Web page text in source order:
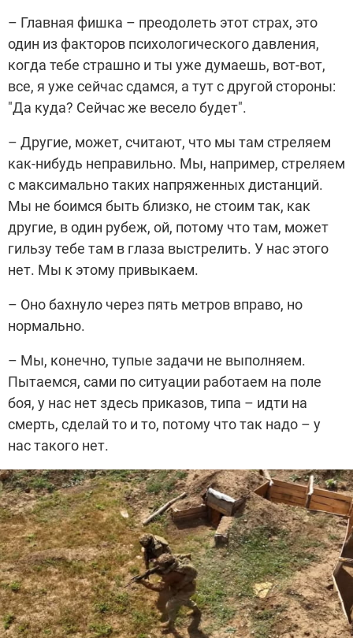
– Главная фишка – преодолеть этот страх, это
один из факторов психологического давления,
когда тебе страшно и ты уже думаешь, вот-вот,
все, я уже сейчас сдамся, а тут с другой стороны:
"Да куда? Сейчас же весело будет".
– Другие, может, считают, что мы там стреляем
как-нибудь неправильно. Мы, например, стреляем
с максимально таких напряженных дистанций.
Мы не боимся быть близко, не стоим так, как
другие, в один рубеж, ой, потому что там, может
гильзу тебе там в глаза выстрелить. У нас этого
нет. Мы к этому привыкаем.
– Оно бахнуло через пять метров вправо, но
нормально.
– Мы, конечно, тупые задачи не выполняем.
Пытаемся, сами по ситуации работаем на поле
боя, у нас нет здесь приказов, типа – идти на
смерть, сделай то и то, потому что так надо – у
нас такого нет.